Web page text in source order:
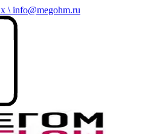
\ info@megohm.ru